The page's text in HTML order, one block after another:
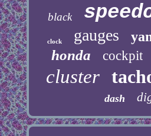
black
clock gauges
honda cockpit
cluster
dash